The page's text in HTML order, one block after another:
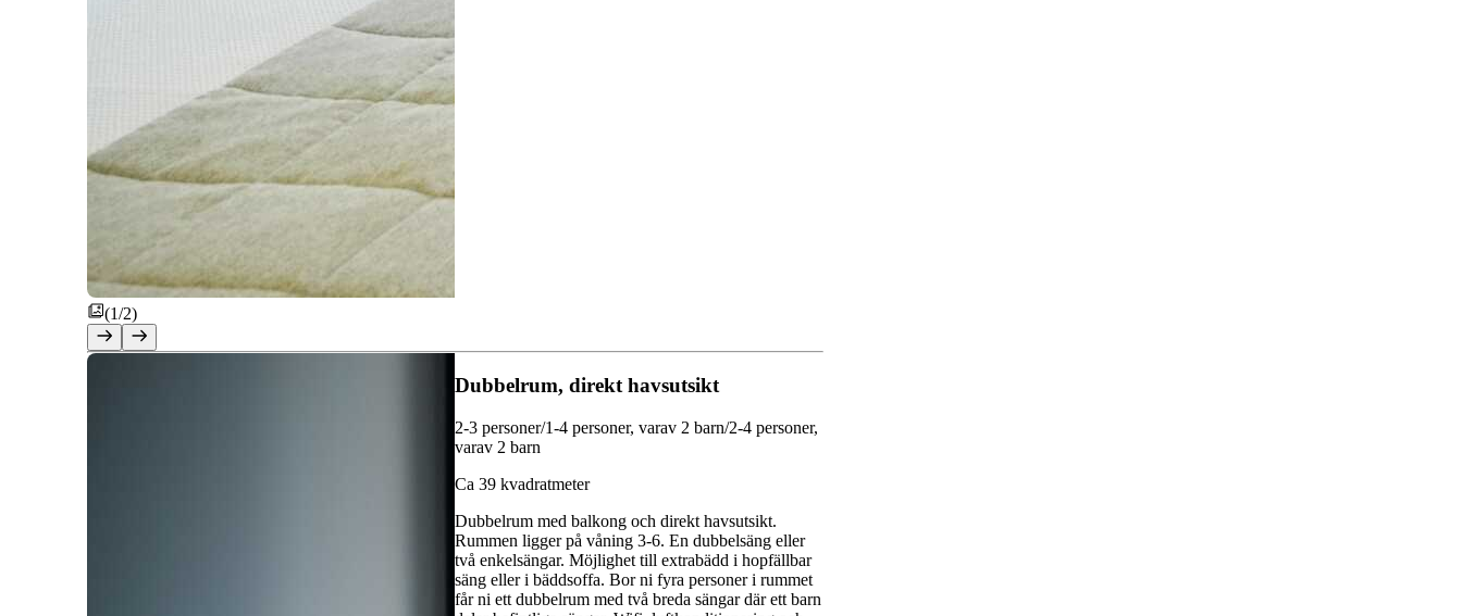
(1/2)
Dubbelrum, direkt havsutsikt
2-3 personer/1-4 personer, varav 2 barn/2-4 personer,
varav 2 barn
Ca 39 kvadratmeter
Dubbelrum med balkong och direkt havsutsikt.
Rummen ligger på våning 3-6. En dubbelsäng eller
två enkelsängar. Möjlighet till extrabädd i hopfällbar
säng eller i bäddsoffa. Bor ni fyra personer i rummet
får ni ett dubbelrum med två breda sängar där ett barn